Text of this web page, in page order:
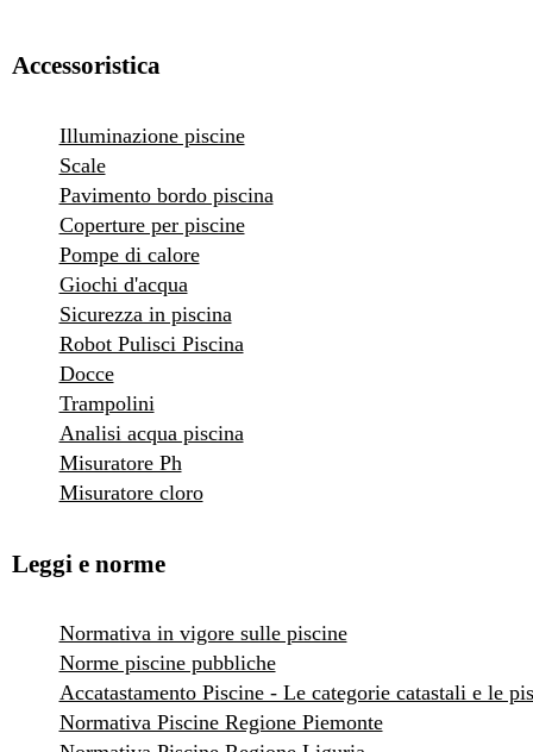
Accessoristica
Illuminazione piscine
Scale
Pavimento bordo piscina
Coperture per piscine
Pompe di calore
Giochi d'acqua
Sicurezza in piscina
Robot Pulisci Piscina
Docce
Trampolini
Analisi acqua piscina
Misuratore Ph
Misuratore cloro
Leggi e norme
Normativa in vigore sulle piscine
Norme piscine pubbliche
Accatastamento Piscine - Le categorie catastali e le
Normativa Piscine Regione Piemonte